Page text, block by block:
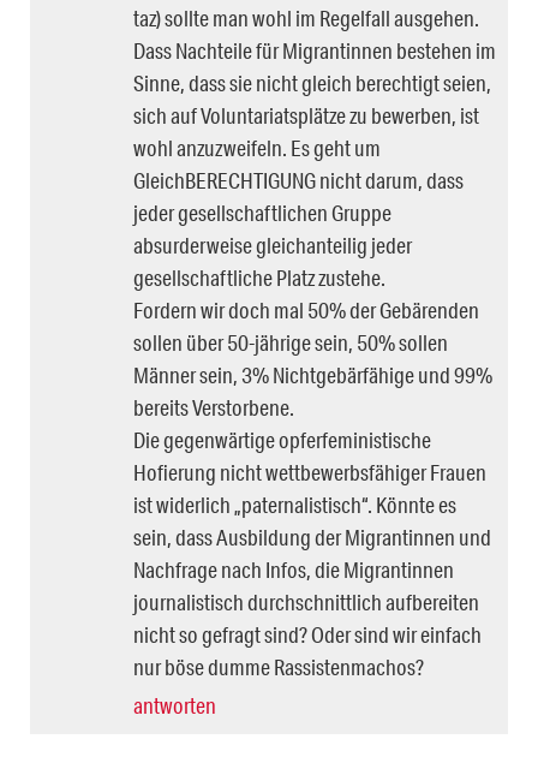
taz) sollte man wohl im Regelfall ausgehen.
Dass Nachteile für Migrantinnen bestehen im
Sinne, dass sie nicht gleich berechtigt seien,
sich auf Voluntariatsplätze zu bewerben, ist
wohl anzuzweifeln. Es geht um
GleichBERECHTIGUNG nicht darum, dass
jeder gesellschaftlichen Gruppe
absurderweise gleichanteilig jeder
gesellschaftliche Platz zustehe.
Fordern wir doch mal 50% der Gebärenden
sollen über 50-jährige sein, 50% sollen
Männer sein, 3% Nichtgebärfähige und 99%
bereits Verstorbene.
Die gegenwärtige opferfeministische
Hofierung nicht wettbewerbsfähiger Frauen
ist widerlich „paternalistisch“. Könnte es
sein, dass Ausbildung der Migrantinnen und
Nachfrage nach Infos, die Migrantinnen
journalistisch durchschnittlich aufbereiten
nicht so gefragt sind? Oder sind wir einfach
nur böse dumme Rassistenmachos?
antworten